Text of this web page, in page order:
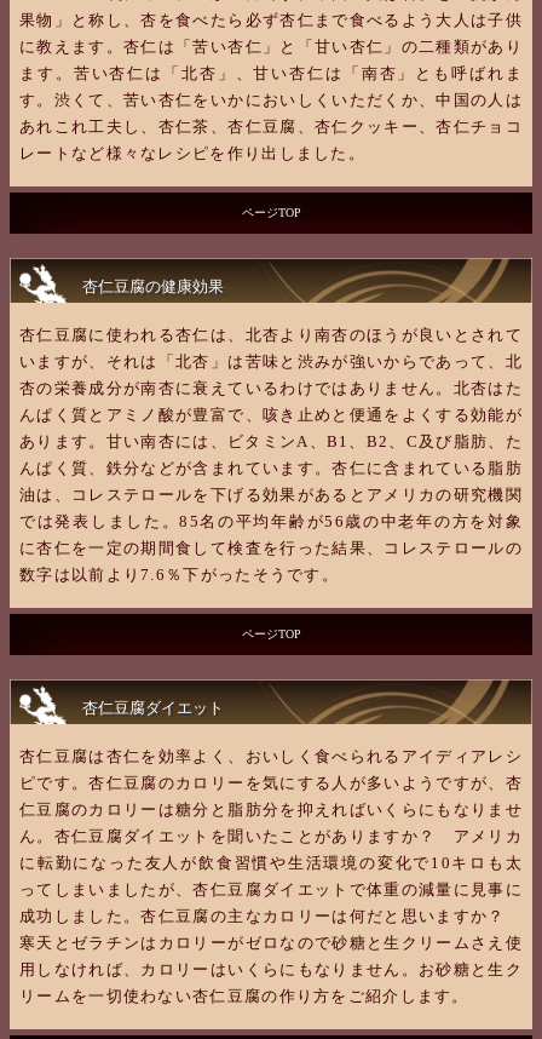
果物」と称し、杏を食べたら必ず杏仁まで食べるよう大人は子供
に教えます。杏仁は「苦い杏仁」と「甘い杏仁」の二種類があり
ます。苦い杏仁は「北杏」、甘い杏仁は「南杏」とも呼ばれま
す。渋くて、苦い杏仁をいかにおいしくいただくか、中国の人は
あれこれ工夫し、杏仁茶、杏仁豆腐、杏仁クッキー、杏仁チョコ
レートなど様々なレシピを作り出しました。
ページTOP
杏仁豆腐の健康効果
杏仁豆腐に使われる杏仁は、北杏より南杏のほうが良いとされて
いますが、それは「北杏」は苦味と渋みが強いからであって、北
杏の栄養成分が南杏に衰えているわけではありません。北杏はた
んぱく質とアミノ酸が豊富で、咳き止めと便通をよくする効能が
あります。甘い南杏には、ビタミンA、B1、B2、C及び脂肪、た
んぱく質、鉄分などが含まれています。杏仁に含まれている脂肪
油は、コレステロールを下げる効果があるとアメリカの研究機関
では発表しました。85名の平均年齢が56歳の中老年の方を対象
に杏仁を一定の期間食して検査を行った結果、コレステロールの
数字は以前より7.6％下がったそうです。
ページTOP
杏仁豆腐ダイエット
杏仁豆腐は杏仁を効率よく、おいしく食べられるアイディアレシ
ピです。杏仁豆腐のカロリーを気にする人が多いようですが、杏
仁豆腐のカロリーは糖分と脂肪分を抑えればいくらにもなりませ
ん。杏仁豆腐ダイエットを聞いたことがありますか？ アメリカ
に転勤になった友人が飲食習慣や生活環境の変化で10キロも太
ってしまいましたが、杏仁豆腐ダイエットで体重の減量に見事に
成功しました。杏仁豆腐の主なカロリーは何だと思いますか？
寒天とゼラチンはカロリーがゼロなので砂糖と生クリームさえ使
用しなければ、カロリーはいくらにもなりません。お砂糖と生ク
リームを一切使わない杏仁豆腐の作り方をご紹介します。